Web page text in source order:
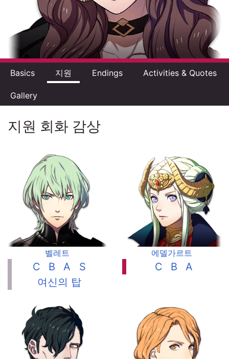
Basics 지원 Endings Activities & Quotes
Gallery
지원 회화 감상
벨레트
C B A
S
여신의 탑
에델가르트
C B A